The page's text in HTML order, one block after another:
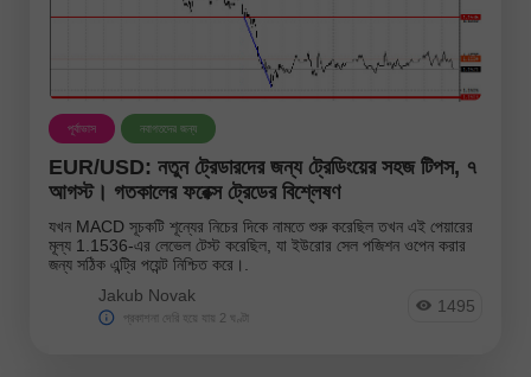
পূর্বাভাস নবাগতদের জন্য
EUR/USD: নতুন ট্রেডারদের জন্য ট্রেডিংয়ের সহজ টিপস, ৭
আগস্ট। গতকালের ফরেক্স ট্রেডের বিশ্লেষণ
যখন MACD সূচকটি শূন্যের নিচের দিকে নামতে শুরু করেছিল তখন এই পেয়ারের
মূল্য 1.1536-এর লেভেল টেস্ট করেছিল, যা ইউরোর সেল পজিশন ওপেন করার
জন্য সঠিক এন্ট্রি পয়েন্ট নিশ্চিত করে।.
Jakub Novak
প্রকাশনা দেরি হয়ে যায় 2 ঘণ্টা
1495